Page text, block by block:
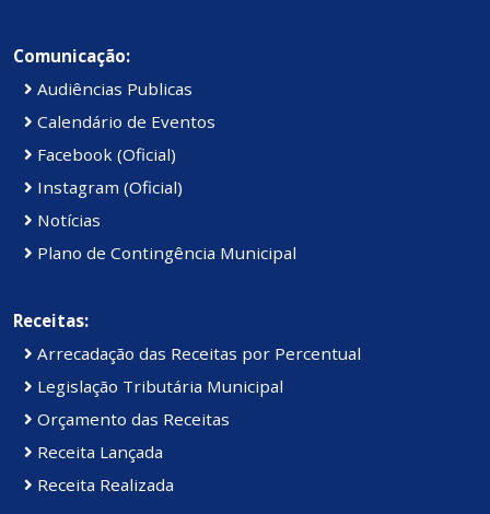
Comunicação:
Audiências Publicas
Calendário de Eventos
Facebook (Oficial)
Instagram (Oficial)
Notícias
Plano de Contingência Municipal
Receitas:
Arrecadação das Receitas por Percentual
Legislação Tributária Municipal
Orçamento das Receitas
Receita Lançada
Receita Realizada